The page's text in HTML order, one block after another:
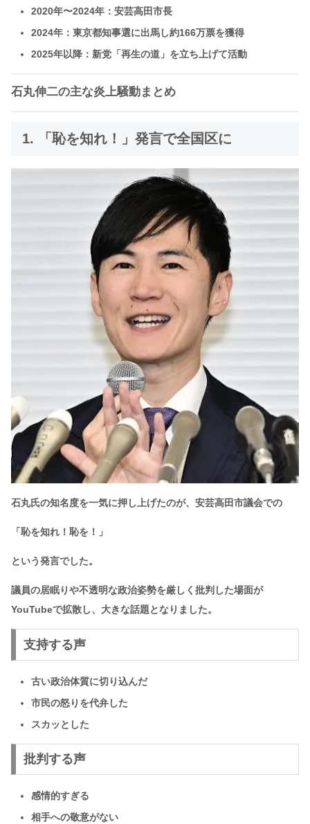
2020年〜2024年：安芸高田市長
2024年：東京都知事選に出馬し約166万票を獲得
2025年以降：新党「再生の道」を立ち上げて活動
石丸伸二の主な炎上騒動まとめ
1. 「恥を知れ！」発言で全国区に
石丸氏の知名度を一気に押し上げたのが、安芸高田市議会での
「恥を知れ！恥を！」
という発言でした。
議員の居眠りや不透明な政治姿勢を厳しく批判した場面が
YouTubeで拡散し、大きな話題となりました。
支持する声
古い政治体質に切り込んだ
市民の怒りを代弁した
スカッとした
批判する声
感情的すぎる
相手への敬意がない